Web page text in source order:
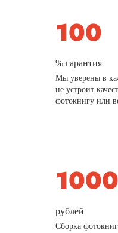
% гарантия
Мы уверены в
не устроит
фотокнигу или
рублей
Сборка